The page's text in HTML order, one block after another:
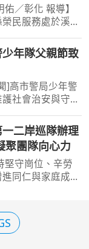
佑／彰化 報導】
民服務處於溪湖
，由處長邱文俊
欣志工、美髮義
年隊父親節致
]高市警局少年警
社會治安與守護
清節，感謝有
少年警察隊希望
樂饗宴...
二岸巡隊辦理
聚團隊向心力
堅守崗位、辛勞
同仁與家庭成員
「知卡宣玩水
透